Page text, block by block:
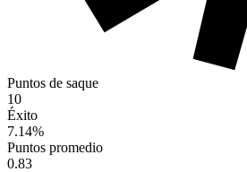
Puntos de saque
10
Éxito
7.14%
Puntos promedio
0.83